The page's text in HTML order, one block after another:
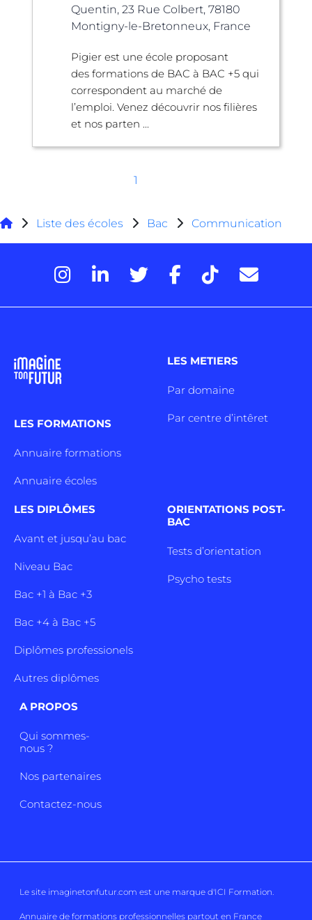
Quentin, 23 Rue Colbert, 78180
Montigny-le-Bretonneux, France
Pigier est une école proposant
des formations de BAC à BAC +5 qui
correspondent au marché de
l’emploi. Venez découvrir nos filières
et nos parten ...
1
Liste des écoles Bac Communication
LES FORMATIONS
Annuaire formations
Annuaire écoles
LES METIERS
Par domaine
Par centre d’intêret
LES DIPLÔMES
Avant et jusqu’au bac
Niveau Bac
Bac +1 à Bac +3
Bac +4 à Bac +5
Diplômes professionels
Autres diplômes
ORIENTATIONS POST-
BAC
Tests d’orientation
Psycho tests
A PROPOS
Qui sommes-
nous ?
Nos partenaires
Contactez-nous
Le site imaginetonfutur.com est une marque d'ICI Formation.
Annuaire de formations professionnelles partout en France